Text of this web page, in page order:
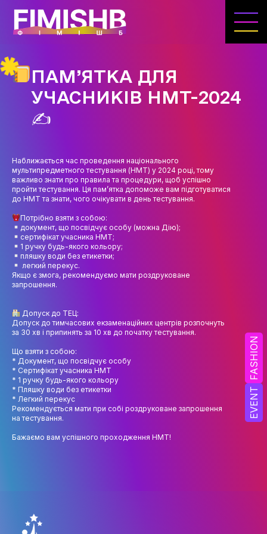
EVENT
FASHION
ГОЛОВНА
ІНДУСТРІЇ ДОЗВІЛЛЯ
МЕТА, ЗАВДАННЯ ТА ІСТОРІЯ КАФЕДРИ
ВИКЛАДАЦЬКИЙ СКЛАД
ОСВІТНІ ПРОГРАМИ
ПРАКТИКА
СИЛАБУСИ
НАУКА
НАПРЯМИ ДОСЛІДЖЕНЬ
НАУК.РОБОТА СТУДЕНТІВ
КОНФЕРЕНЦІЇ, СЕМІНАРИ
ПІДВИЩЕННЯ КВАЛІФІКАЦІЇ
ЯКІСТЬ ОСВІТИ
АКАДЕМІЧНА ДОБРОЧЕСНІСТЬ
АКАДЕМІЧНА МОБІЛЬНІСТЬ
СПІВПРАЦЯ
ПАМ’ЯТКА ДЛЯ
УЧАСНИКІВ НМТ-2024
✍
Наближається час проведення національного
мультипредметного тестування (НМТ) у 2024 році, тому
важливо знати про правила та процедури, щоб успішно
пройти тестування. Ця пам’ятка допоможе вам підготуватися
до НМТ та знати, чого очікувати в день тестування.
Потрібно взяти з собою:
документ, що посвідчує особу (можна Дію);
сертифікат учасника НМТ;
1 ручку будь-якого кольору;
пляшку води без етикетки;
легкий перекус.
Якщо є змога, рекомендуємо мати роздруковане
запрошення.
Допуск до ТЕЦ:
Допуск до тимчасових екзаменаційних центрів розпочнуть
за 30 хв і припинять за 10 хв до початку тестування.
Що взяти з собою:
* Документ, що посвідчує особу
* Сертифікат учасника НМТ
* 1 ручку будь-якого кольору
* Пляшку води без етикетки
* Легкий перекус
Рекомендується мати при собі роздруковане запрошення
на тестування.
Бажаємо вам успішного проходження НМТ!